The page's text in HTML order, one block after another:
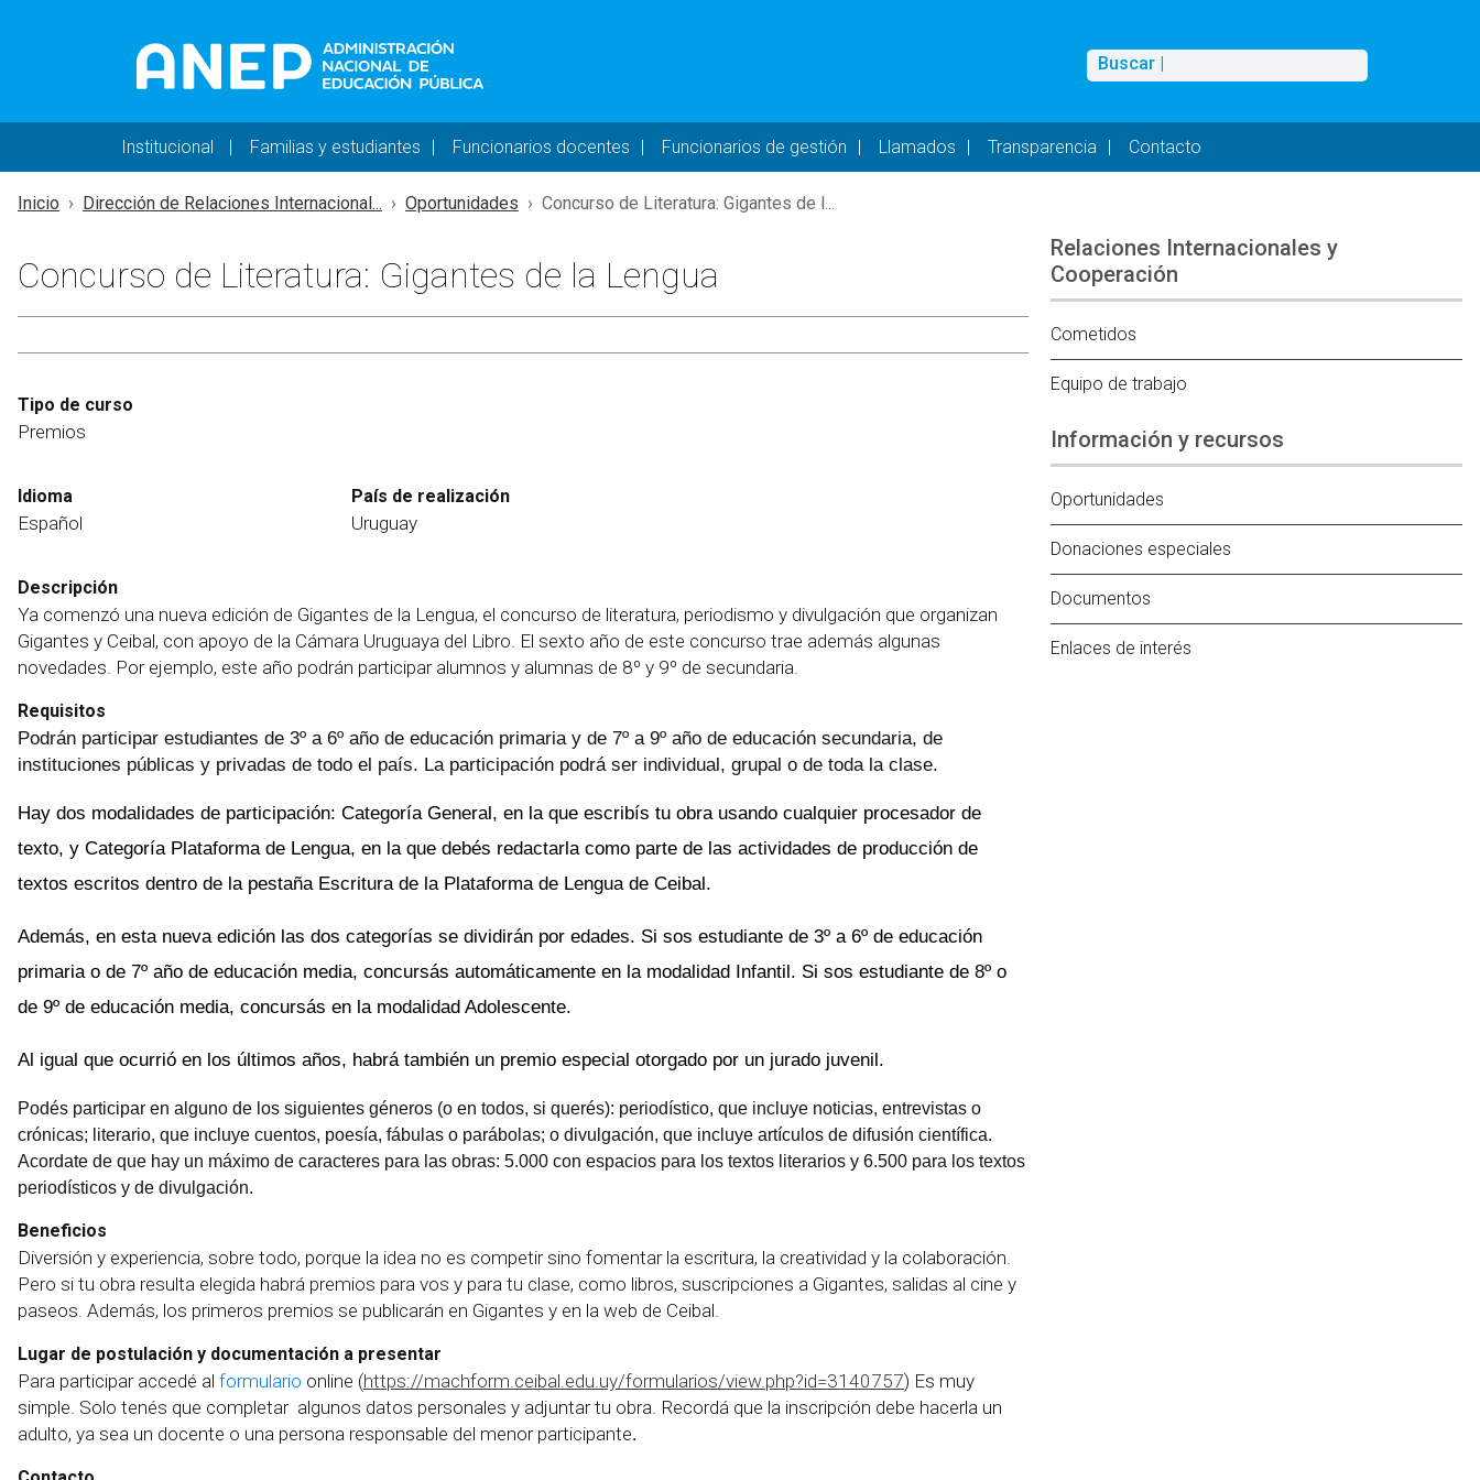
Buscar
Buscar |
Navegación principal - DESKTOP
Institucional Familias y estudiantes Funcionarios docentes Funcionarios de gestión Llamados Transparencia Contacto
Inicio Dirección de Relaciones Internacional... Oportunidades Concurso de Literatura: Gigantes de l...
Concurso de Literatura: Gigantes de la Lengua
Tipo de curso
Premios
Idioma
Español
País de realización
Uruguay
Descripción
Ya comenzó una nueva edición de Gigantes de la Lengua, el concurso de literatura, periodismo y divulgación que organizan
Gigantes y Ceibal, con apoyo de la Cámara Uruguaya del Libro. El sexto año de este concurso trae además algunas
novedades. Por ejemplo, este año podrán participar alumnos y alumnas de 8º y 9º de secundaria.
Requisitos
Podrán participar estudiantes de 3º a 6º año de educación primaria y de 7º a 9º año de educación secundaria, de
instituciones públicas y privadas de todo el país. La participación podrá ser individual, grupal o de toda la clase.
Hay dos modalidades de participación: Categoría General, en la que escribís tu obra usando cualquier procesador de
texto, y Categoría Plataforma de Lengua, en la que debés redactarla como parte de las actividades de producción de
textos escritos dentro de la pestaña Escritura de la Plataforma de Lengua de Ceibal.
Además, en esta nueva edición las dos categorías se dividirán por edades. Si sos estudiante de 3º a 6º de educación
primaria o de 7º año de educación media, concursás automáticamente en la modalidad Infantil. Si sos estudiante de 8º o
de 9º de educación media, concursás en la modalidad Adolescente.
Al igual que ocurrió en los últimos años, habrá también un premio especial otorgado por un jurado juvenil.
Podés participar en alguno de los siguientes géneros (o en todos, si querés): periodístico, que incluye noticias, entrevistas o
crónicas; literario, que incluye cuentos, poesía, fábulas o parábolas; o divulgación, que incluye artículos de difusión científica.
Acordate de que hay un máximo de caracteres para las obras: 5.000 con espacios para los textos literarios y 6.500 para los textos
periodísticos y de divulgación.
Beneficios
Diversión y experiencia, sobre todo, porque la idea no es competir sino fomentar la escritura, la creatividad y la colaboración.
Pero si tu obra resulta elegida habrá premios para vos y para tu clase, como libros, suscripciones a Gigantes, salidas al cine y
paseos. Además, los primeros premios se publicarán en Gigantes y en la web de Ceibal.
Lugar de postulación y documentación a presentar
Para participar accedé al formulario online (https://machform.ceibal.edu.uy/formularios/view.php?id=3140757) Es muy
simple. Solo tenés que completar algunos datos personales y adjuntar tu obra. Recordá que la inscripción debe hacerla un
adulto, ya sea un docente o una persona responsable del menor participante.
Relaciones Internacionales y
Cooperación
Cometidos
Equipo de trabajo
Información y recursos
Oportunidades
Donaciones especiales
Documentos
Enlaces de interés